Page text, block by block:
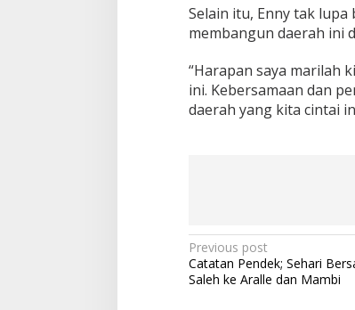
Selain itu, Enny tak
membangun daerah ini
“Harapan saya marilah
ini. Kebersamaan dan
daerah yang kita cintai
P
o
Previous post
Catatan Pendek; Sehari
Saleh ke Aralle dan Mambi